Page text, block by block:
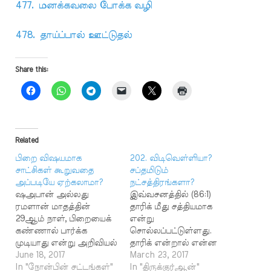
477. மனக்கவலை போக்க வழி
478. தாய்ப்பால் ஊட்டுதல்
Share this:
Related
பிறை விஷயமாக
சாட்சிகள் கூறுவதை
அப்படியே ஏற்கலாமா?
ஷஅபான் அல்லது
ரமளான் மாதத்தின்
29ஆம் நாள், பிறையைக்
கண்ணால் பார்க்க
முடியாது என்று அறிவியல்
உலகம் சொல்லும் ஒரு
நாளில் கண்ணால்
June 18, 2017
In "நோன்பின் சட்டங்கள்"
202. விடிவெள்ளியா?
சப்தமிடும்
நட்சத்திரங்களா?
இவ்வசனத்தில் (86:1)
தாரிக் மீது சத்தியமாக
என்று
சொல்லப்பட்டுள்ளது.
தாரிக் என்றால் என்ன
என்று அடுத்த வசனத்தில்
சொல்லப்பட்டுள்ளது.
March 23, 2017
In "திருக்குர்ஆன்"